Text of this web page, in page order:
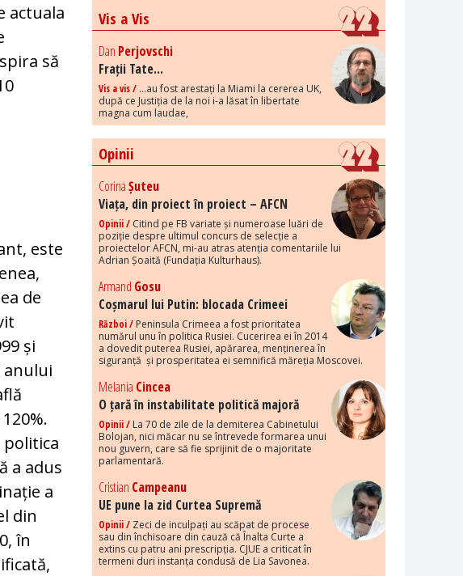
actuala
să
este
de
și
anului
politica
a adus
a
din
în
Vis a Vis
Dan Perjovschi
Frații Tate...
Vis a vis / ...au fost arestați la Miami la cererea UK,
după ce Justiția de la noi i-a lăsat în libertate
magna cum laudae,
Opinii
CorinaȘuteu
Viața, din proiect în proiect – AFCN
Opinii / Citind pe FB variate și numeroase luări de
poziție despre ultimul concurs de selecție a
proiectelor AFCN, mi-au atras atenția comentariile lui
Adrian Șoaită (Fundația Kulturhaus).
Armand Gosu
Coșmarul lui Putin: blocada Crimeei
Război / Peninsula Crimeea a fost prioritatea
numărul unu în politica Rusiei. Cucerirea ei în 2014
a dovedit puterea Rusiei, apărarea, menținerea în
siguranță și prosperitatea ei semnifică măreția Moscovei.
Melania Cincea
O țară în instabilitate politică majoră
Opinii / La 70 de zile de la demiterea Cabinetului
Bolojan, nici măcar nu se întrevede formarea unui
nou guvern, care să fie sprijinit de o majoritate
parlamentară.
Cristian Campeanu
UE pune la zid Curtea Supremă
Opinii / Zeci de inculpați au scăpat de procese
sau din închisoare din cauză că Înalta Curte a
extins cu patru ani prescripția. CJUE a criticat în
termeni duri instanța condusă de Lia Savonea.